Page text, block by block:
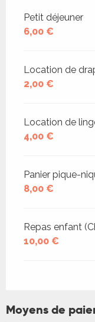
Petit déjeuner
6,00 €
Location de
2,00 €
Location de
4,00 €
Panier pique-
8,00 €
Repas enfant
10,00 €
Moyens de